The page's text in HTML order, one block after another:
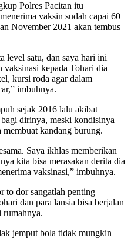
Polres Pacitan itu
vaksin sudah capai 60
November 2021 akan tembus
level satu, dan saya hari ini
vaksinasi kepada Tohari dia
kursi roda agar dalam
imbuhnya.
sejak 2016 lalu akibat
dirinya, meski kondisinya
kandang burung.
Saya ikhlas memberikan
kita bisa merasakan derita dia
vaksinasi,” imbuhnya.
to dor sangatlah penting
dan para lansia bisa berjalan
rumahnya.
jemput bola tidak mungkin